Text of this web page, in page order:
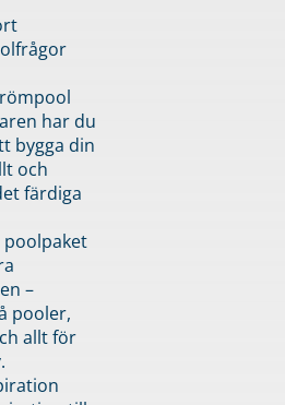
har du
bygga din
och
färdiga
–
pooler,
allt för